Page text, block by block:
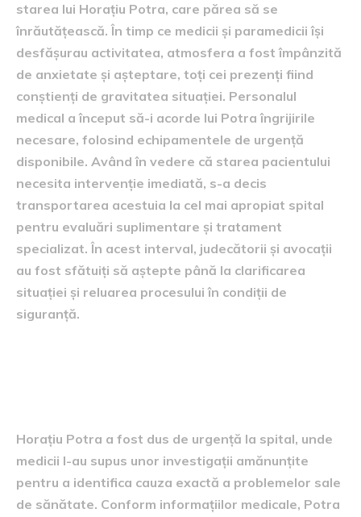
starea lui Horațiu Potra, care părea să se
înrăutățească. În timp ce medicii și paramedicii își
desfășurau activitatea, atmosfera a fost împânzită
de anxietate și așteptare, toți cei prezenți fiind
conștienți de gravitatea situației. Personalul
medical a început să-i acorde lui Potra îngrijirile
necesare, folosind echipamentele de urgență
disponibile. Având în vedere că starea pacientului
necesita intervenție imediată, s-a decis
transportarea acestuia la cel mai apropiat spital
pentru evaluări suplimentare și tratament
specializat. În acest interval, judecătorii și avocații
au fost sfătuiți să aștepte până la clarificarea
situației și reluarea procesului în condiții de
siguranță.
Horațiu Potra a fost dus de urgență la spital, unde
medicii l-au supus unor investigații amănunțite
pentru a identifica cauza exactă a problemelor sale
de sănătate. Conform informațiilor medicale, Potra